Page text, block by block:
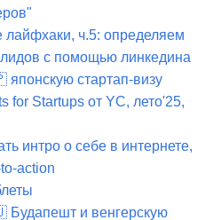
ч.5: определяем
с помощью линкедина
стартап-визу
for Startups от YC, лето'25,
интро о себе в интернете,
action
и венгерскую